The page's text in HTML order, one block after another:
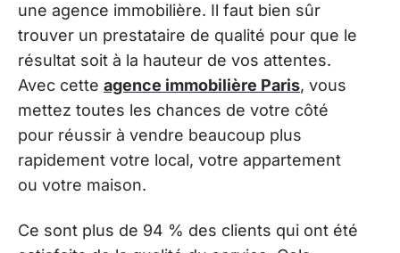
une agence immobilière. Il faut bien sûr
trouver un prestataire de qualité pour que le
résultat soit à la hauteur de vos attentes.
Avec cette agence immobilière Paris, vous
mettez toutes les chances de votre côté
pour réussir à vendre beaucoup plus
rapidement votre local, votre appartement
ou votre maison.
Ce sont plus de 94 % des clients qui ont été